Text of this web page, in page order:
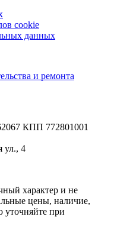
cookie
данных
и ремонта
КПП 772801001
ул., 4
характер и не
цены, наличие,
уточняйте при